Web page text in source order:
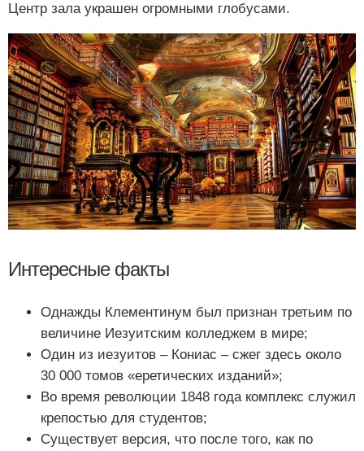
Центр зала украшен огромными глобусами.
Интересные факты
Однажды Клементинум был признан третьим по
величине Иезуитским колледжем в мире;
Один из иезуитов – Кониас – сжег здесь около
30 000 томов «еретических изданий»;
Во время революции 1848 года комплекс служил
крепостью для студентов;
Существует версия, что после того, как по